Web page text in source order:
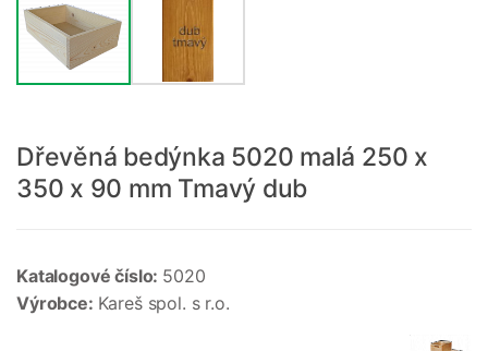
Dřevěná bedýnka 5020 malá 250 x
350 x 90 mm Tmavý dub
Katalogové číslo: 5020
Výrobce: Kareš spol. s r.o.